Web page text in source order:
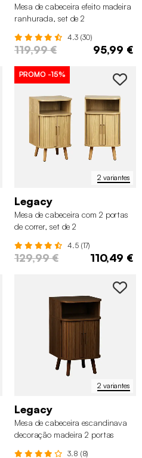
Mesa de cabeceira efeito madeira
ranhurada, set de 2
4.3 (30)
119,99 € 95,99 €
2 variantes
PROMO -15%
Legacy
Mesa de cabeceira com 2 portas
de correr, set de 2
4.5 (17)
129,99 € 110,49 €
2 variantes
Legacy
Mesa de cabeceira escandinava
decoração madeira 2 portas
3.8 (8)